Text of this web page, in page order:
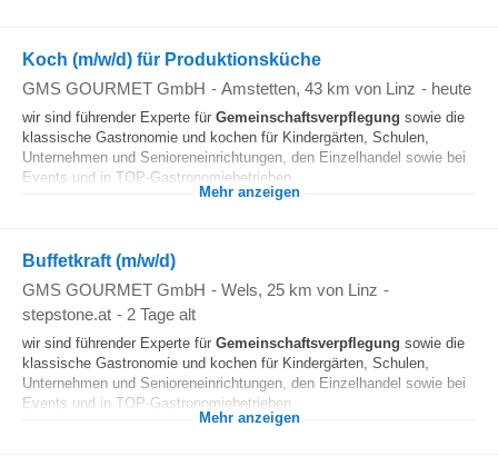
Koch (m/w/d) für Produktionsküche
GMS GOURMET GmbH - Amstetten, 43 km von Linz - heute
wir sind führender Experte für Gemeinschaftsverpflegung sowie die
klassische Gastronomie und kochen für Kindergärten, Schulen,
Unternehmen und Senioreneinrichtungen, den Einzelhandel sowie bei
Events und in TOP-Gastronomiebetrieben...
Mehr anzeigen
Buffetkraft (m/w/d)
GMS GOURMET GmbH - Wels, 25 km von Linz -
stepstone.at - 2 Tage alt
wir sind führender Experte für Gemeinschaftsverpflegung sowie die
klassische Gastronomie und kochen für Kindergärten, Schulen,
Unternehmen und Senioreneinrichtungen, den Einzelhandel sowie bei
Events und in TOP-Gastronomiebetrieben...
Mehr anzeigen